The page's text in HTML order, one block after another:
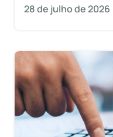
28 de julho de 2026